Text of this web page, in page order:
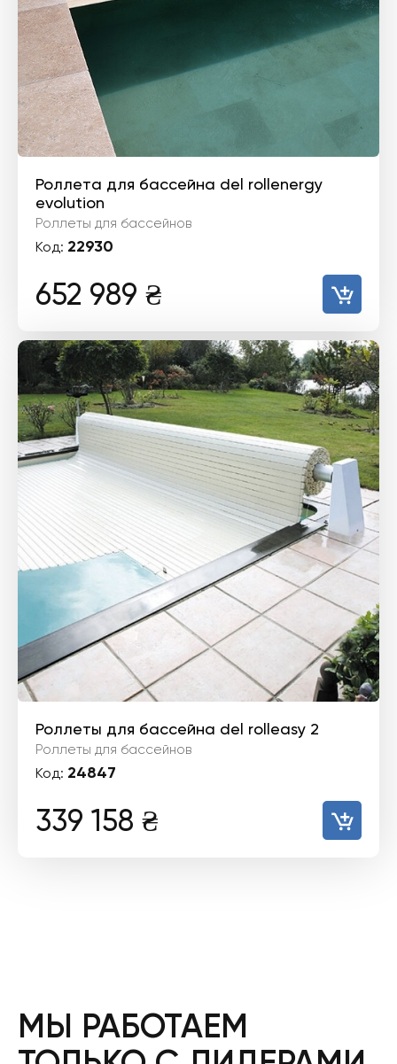
Роллета для бассейна del rollenergy
evolution
Роллеты для бассейнов
Код: 22930
652 989 ₴
Роллеты для бассейна del rolleasy 2
Роллеты для бассейнов
Код: 24847
339 158 ₴
МЫ РАБОТАЕМ